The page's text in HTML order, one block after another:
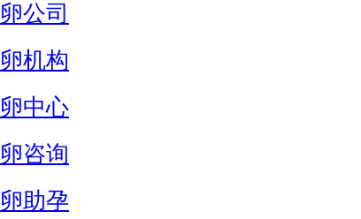
公司
机构
中心
咨询
助孕